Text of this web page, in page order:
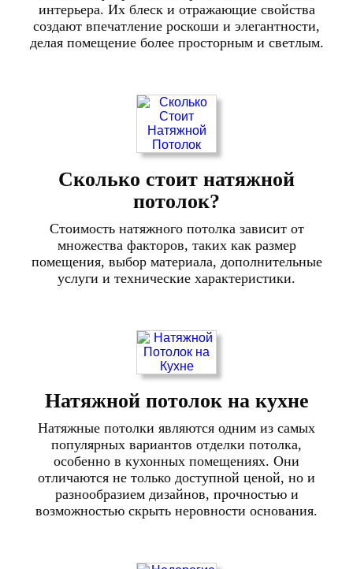
интерьера. Их блеск и отражающие свойства
создают впечатление роскоши и элегантности,
делая помещение более просторным и светлым.
Сколько стоит натяжной
потолок?
Стоимость натяжного потолка зависит от
множества факторов, таких как размер
помещения, выбор материала, дополнительные
услуги и технические характеристики.
Натяжной потолок на кухне
Натяжные потолки являются одним из самых
популярных вариантов отделки потолка,
особенно в кухонных помещениях. Они
отличаются не только доступной ценой, но и
разнообразием дизайнов, прочностью и
возможностью скрыть неровности основания.